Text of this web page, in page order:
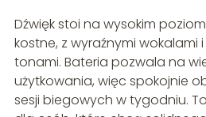
Dźwięk stoi na wysokim
kostne, z wyraźnymi wokalami
tonami. Bateria pozwala na
użytkowania, więc spokojnie
sesji biegowych w tygodniu.